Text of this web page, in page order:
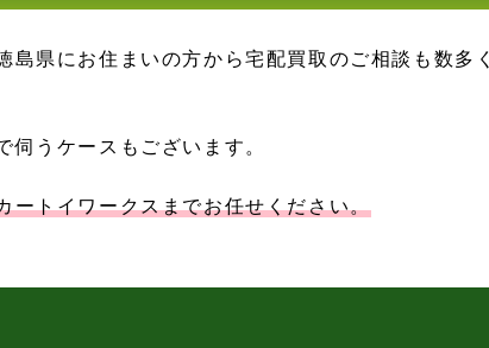
県にお住まいの方から宅配買取のご相談も数多く
うケースもございます。
ートイワークスまでお任せください。